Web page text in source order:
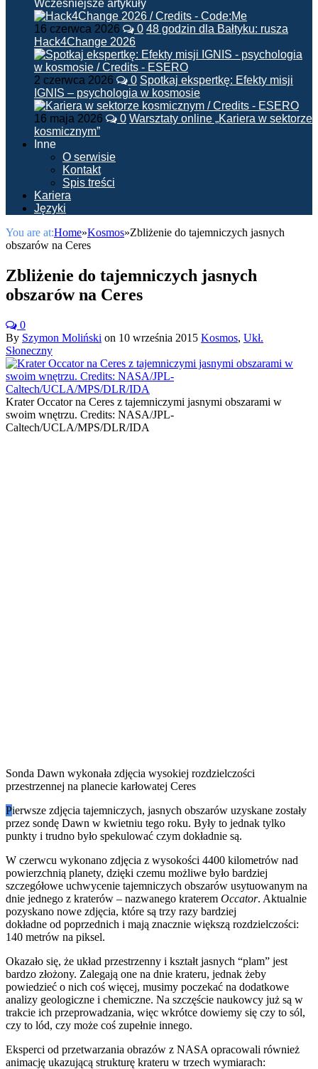
Wcześniejsze artykuły
16 czerwca 2026 0 48 godzin dla Bałtyku: rusza
Hack4Change 2026
2 czerwca 2026 0 Spotkaj ekspertkę: Efekty misji
IGNIS – psychologia w kosmosie
16 maja 2026 0 Warsztaty online „Kariera w sektorze
kosmicznym”
Inne
O serwisie
Kontakt
Spis treści
Kariera
Języki
You are at:Home»Kosmos»Zbliżenie do tajemniczych jasnych
obszarów na Ceres
Zbliżenie do tajemniczych jasnych
obszarów na Ceres
0
By Szymon Moliński on 10 września 2015 Kosmos, Ukł.
Słoneczny
Krater Occator na Ceres z tajemniczymi jasnymi obszarami w
swoim wnętrzu. Credits: NASA/JPL-
Caltech/UCLA/MPS/DLR/IDA
Sonda Dawn wykonała zdjęcia wysokiej rozdzielczości
przestrzennej na planecie karłowatej Ceres
Pierwsze zdjęcia tajemniczych, jasnych obszarów uzyskane zostały
przez sondę Dawn w kwietniu tego roku. Były to jednak tylko
punkty i trudno było spekulować czym dokładnie są.
W czerwcu wykonano zdjęcia z wysokości 4400 kilometrów nad
powierzchnią planety, dzięki czemu możliwe było bardziej
szczegółowe uchwycenie tajemniczych obszarów usytuowanym na
dnie jednego z kraterów – nazwanego kraterem Occator. Aktualnie
pozyskano nowe zdjęcia, które są trzy razy bardziej
dokładne od poprzednich i mają znacznie większą rozdzielczości:
140 metrów na piksel.
Okazało się, że układ przestrzenny i kształt jasnych “plam” jest
bardzo złożony. Zalegają one na dnie krateru, jednak żeby
powiedzieć o nich coś więcej, musimy poczekać na dodatkowe
analizy geologiczne i chemiczne. Na szczęście naukowcy już są w
trakcie ich przeprowadzania, więc wkrótce dowiemy się czy to sól,
czy to lód, czy może coś zupełnie innego.
Eksperci od przetwarzania obrazów z NASA opracowali również
animację ukazującą strukturę krateru w trzech wymiarach: